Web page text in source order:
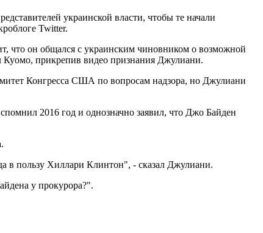
украинской власти, чтобы те начали
Twitter.
что он общался с украинским чиновником о возможной
Куомо, прикрепив видео признания Джулиани.
Конгресса США по вопросам надзора, но Джулиани
2016 год и однозначно заявил, что Джо Байден
в пользу Хиллари Клинтон", - сказал Джулиани.
у прокурора?".